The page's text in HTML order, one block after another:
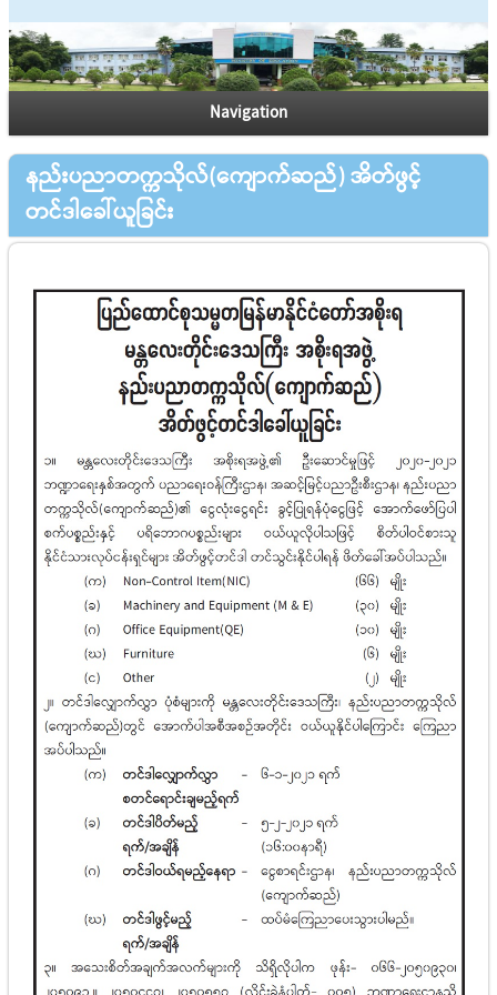
Navigation
နည်းပညာတက္ကသိုလ်(ကျောက်ဆည်) အိတ်ဖွင့်
တင်ဒါခေါ်ယူခြင်း